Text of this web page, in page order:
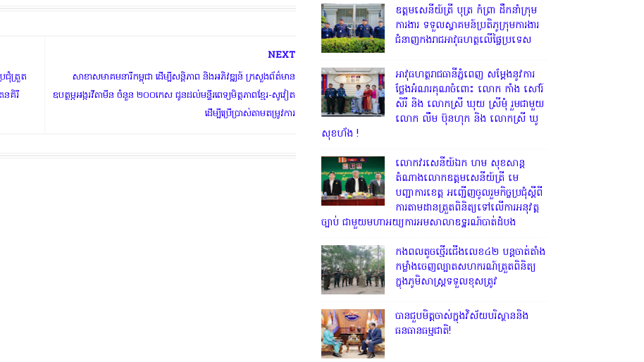
NEXT
សាខាសមាគមនារីកម្ពុជា ដើម្បីសន្តិភាព និងអភិវឌ្ឍន៍ ក្រសួងព័ត៌មាន
ឧបត្ថម្ភអង្ករវីតាមីន ចំនួន ២០០កេស ជូនដល់មន្ទីរពេទ្យមិត្តភាពខ្មែរ-សូវៀត
ដើម្បីប្រើប្រាស់តាមតម្រូវការ
ជុំត្រួត
នគិរី
ឧត្តមសេនីយ៍ត្រី បុត្រ កំព្រា ដឹកនាំក្រុម
ការងារ ទទួលស្វាគមន៍ប្រតិភូក្រុមការងារ
ជំនាញកងរាជអាវុធហត្ថលើផ្ទៃប្រទេស
អាវុធហត្ថរាជធានីភ្នំពេញ សម្តែងនូវការ
ថ្លែងអំណរគុណចំពោះ លោក កាំង សៅរ៍
សិរី និង លោកស្រី ឃុយ ស្រីមុំ រួមជាមួយ
លោក លឹម ប៊ុនហុក និង លោកស្រី ឃូ
សុខហ័ង !
លោក​វរសេនីយ៍ឯក​ ហម​ សុខសាន្ត
តំណាង​លោកឧត្តមសេនីយ៍ត្រី មេ
បញ្ជាការ​ខេត្ត អញ្ជេីញចូលរួមកិច្ចប្រជុំស្ដីពី
ការតាមដានត្រួតពិនិត្យទៅលេីការអនុវត្ត
ច្បាប់​ ជាមួយមហាអយ្យការអមសាលាឧទ្ឋរណ៍បាត់ដំបង
កងពលតូចថ្មើរជើងលេខ៤២ បន្តចាត់តាំង
កម្លាំងចេញល្បាតសហករណ៍ត្រួតពិនិត្យ
ក្នុងភូមិសាស្រ្តទទួលខុសត្រូវ
បានជួបមិត្តចាស់ក្នុងវិស័យបរិស្ថាននិង
ធនធានធម្មជាតិ!